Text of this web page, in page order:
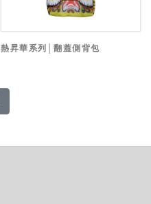
熱昇華系列│翻蓋側背包